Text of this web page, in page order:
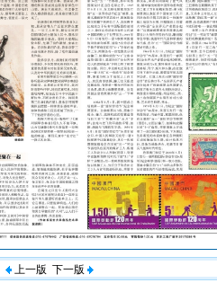
上一版 下一版